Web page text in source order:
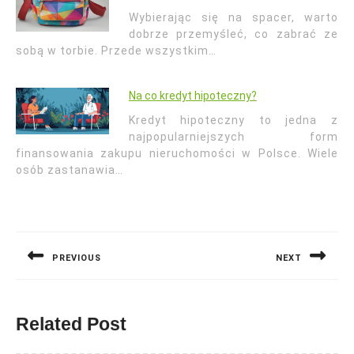
Wybierając się na spacer, warto
dobrze przemyśleć, co zabrać ze
sobą w torbie. Przede wszystkim…
Na co kredyt hipoteczny?
Kredyt hipoteczny to jedna z
najpopularniejszych form
finansowania zakupu nieruchomości w Polsce. Wiele
osób zastanawia…
PREVIOUS NEXT
Related Post